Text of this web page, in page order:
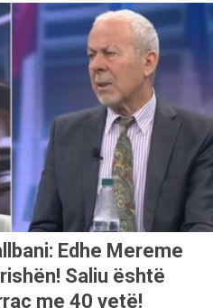
Edhe Mereme
Saliu është
me 40 vetë!